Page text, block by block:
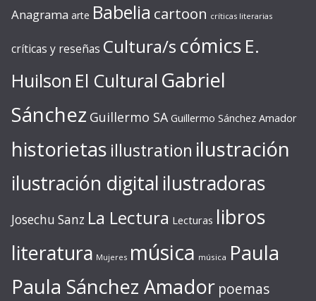
Anagrama arte Babelia cartoon críticas literarias
críticas y reseñas Cultura/s cómics E.
Huilson El Cultural Gabriel
Sánchez Guillermo SA Guillermo Sánchez Amador
historietas illustration ilustración
ilustración digital ilustradoras
Josechu Sanz La Lectura Lecturas libros
literatura Mujeres música música Paula
Paula Sánchez Amador poemas